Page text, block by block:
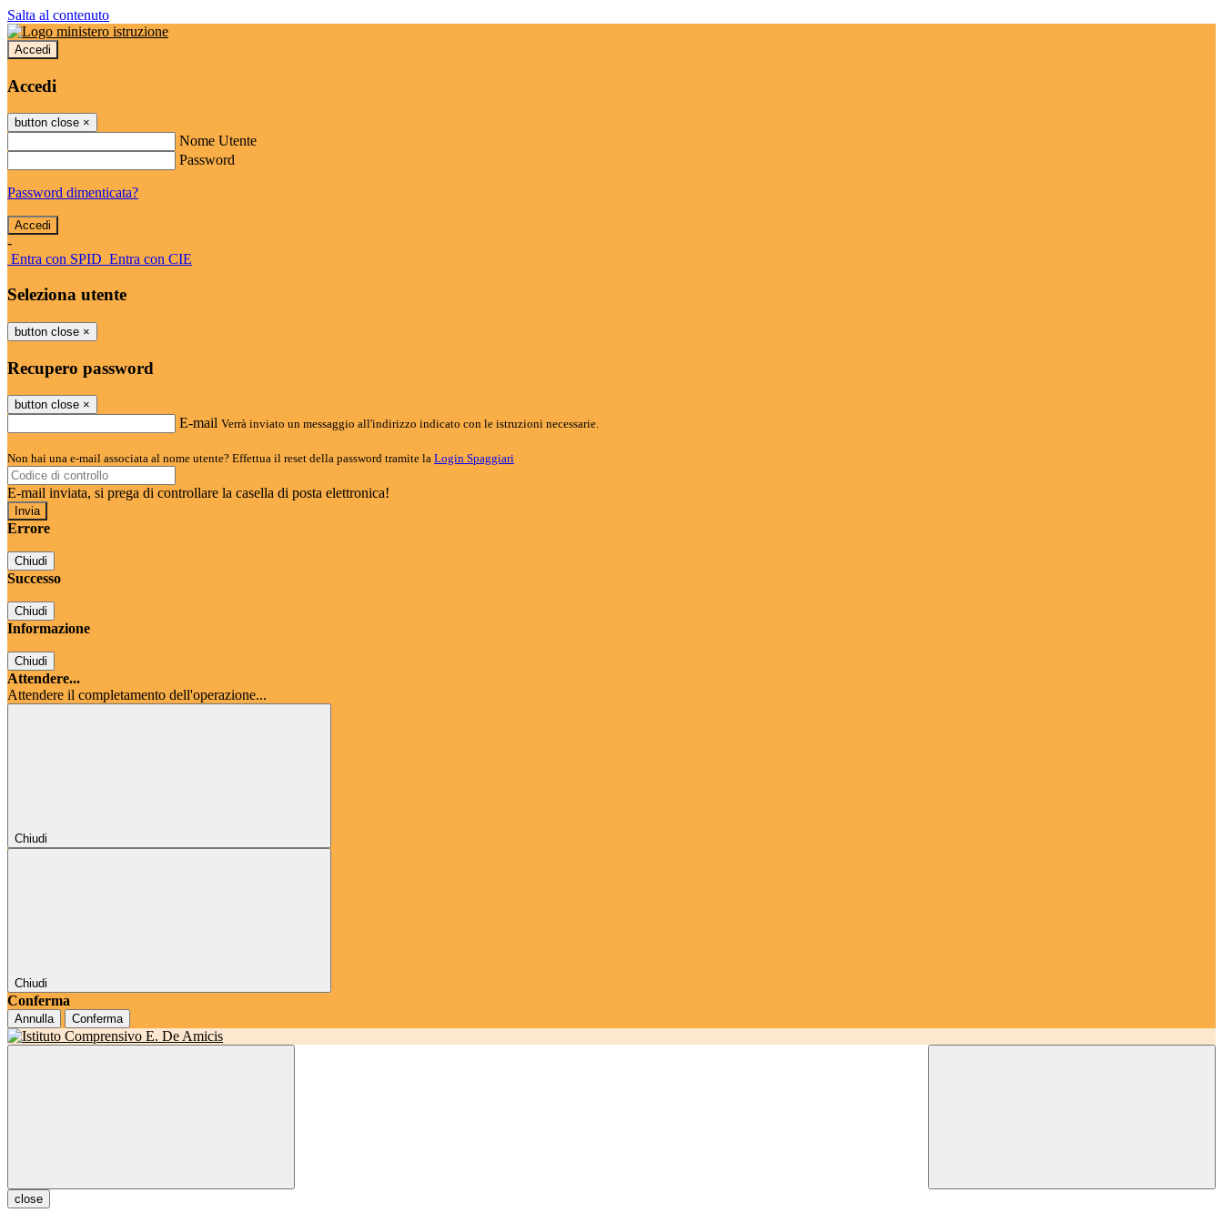
Salta al contenuto
Accedi
Accedi
button close ×
Nome Utente
Password
Password dimenticata?
-
Entra con SPID Entra con CIE
Seleziona utente
button close ×
Recupero password
button close ×
E-mail Verrà inviato un messaggio all'indirizzo indicato con le istruzioni necessarie.
Non hai una e-mail associata al nome utente? Effettua il reset della password tramite la Login Spaggiari
E-mail inviata, si prega di controllare la casella di posta elettronica!
Errore
Chiudi
Successo
Chiudi
Informazione
Chiudi
Attendere...
Attendere il completamento dell'operazione...
Chiudi
Chiudi
Conferma
Annulla Conferma
close